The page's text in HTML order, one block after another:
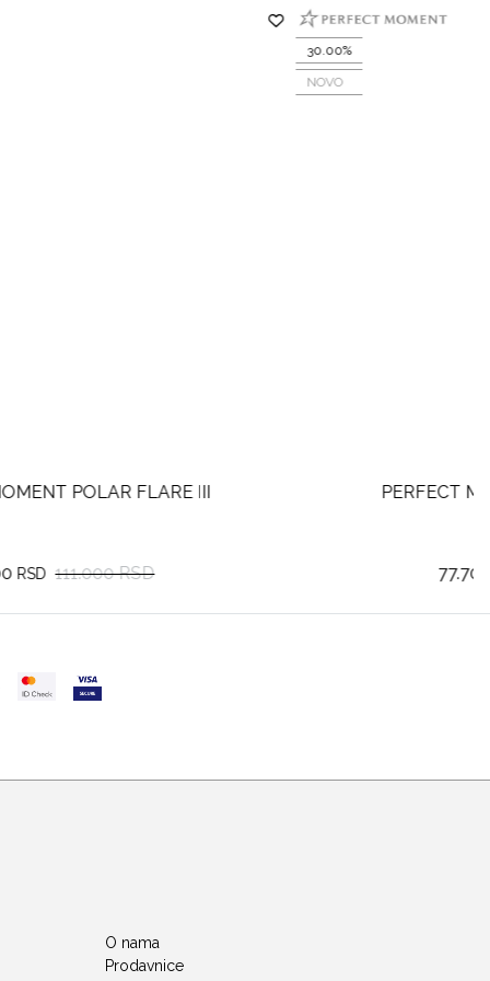
PERFECT MOMENT POLAR FLARE III
77.700
O nama
Prodavnice